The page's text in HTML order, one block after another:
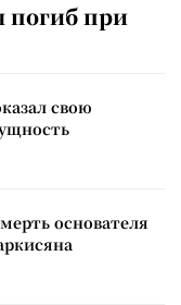
погиб при
свою
основателя